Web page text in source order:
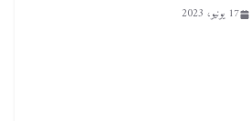
17 يونيو، 2023